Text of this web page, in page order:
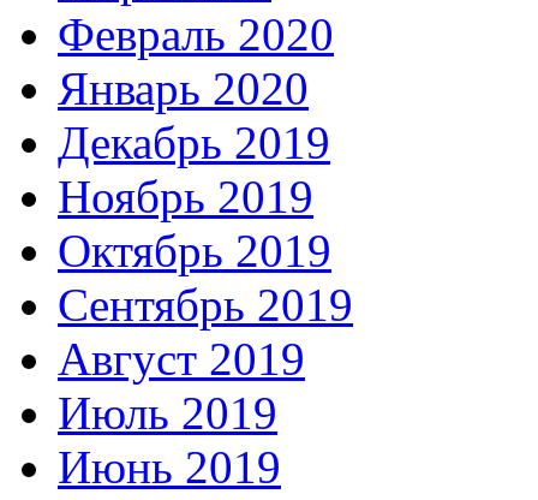
Февраль 2020
Январь 2020
Декабрь 2019
Ноябрь 2019
Октябрь 2019
Сентябрь 2019
Август 2019
Июль 2019
Июнь 2019